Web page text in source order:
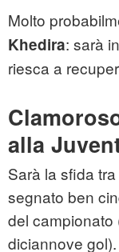
Molto
Khedira: sarà
riesca a
alla
Sarà la sfida
segnato ben
del
diciannove